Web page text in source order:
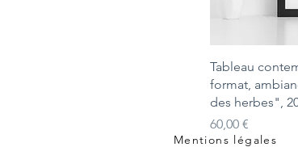
Tableau
format,
des herbes",
Prix
60,00 €
Mentions légales